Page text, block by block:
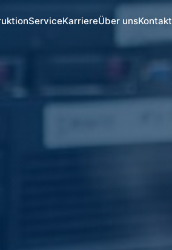
ServiceKarriereÜber unsKontakt